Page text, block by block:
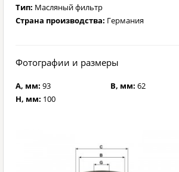
Тип: Масляный фильтр
Страна производства: Германия
Фотографии и размеры
A, мм: 93 B, мм: 62
H, мм: 100